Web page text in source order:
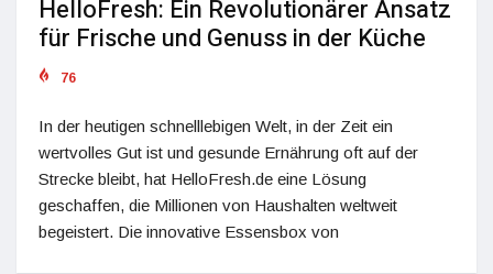
HelloFresh: Ein Revolutionärer Ansatz
für Frische und Genuss in der Küche
76
In der heutigen schnelllebigen Welt, in der Zeit ein
wertvolles Gut ist und gesunde Ernährung oft auf der
Strecke bleibt, hat HelloFresh.de eine Lösung
geschaffen, die Millionen von Haushalten weltweit
begeistert. Die innovative Essensbox von